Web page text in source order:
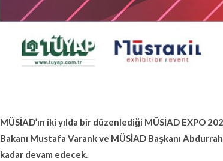
MÜSİAD’ın iki yılda bir düzenlediği MÜSİAD EXPO
Bakanı Mustafa Varank ve MÜSİAD Başkanı
kadar devam edecek.